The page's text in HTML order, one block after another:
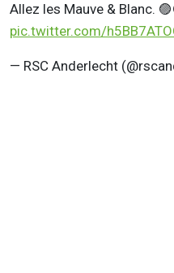
Allez les Mauve & Blanc.
pic.twitter.com/
— RSC Anderlecht